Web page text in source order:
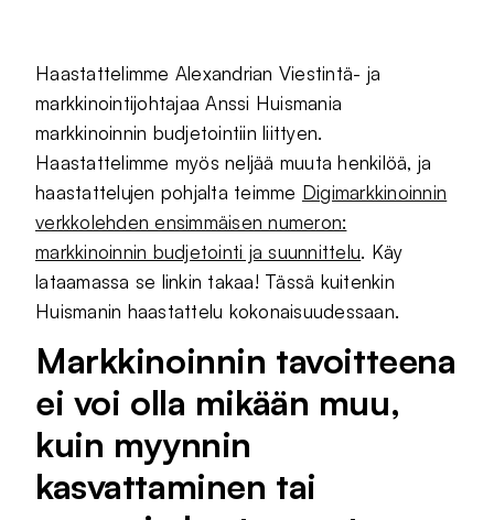
Haastattelimme Alexandrian Viestintä- ja
markkinointijohtajaa Anssi Huismania
markkinoinnin budjetointiin liittyen.
Haastattelimme myös neljää muuta henkilöä, ja
haastattelujen pohjalta teimme Digimarkkinoinnin
verkkolehden ensimmäisen numeron:
markkinoinnin budjetointi ja suunnittelu. Käy
lataamassa se linkin takaa! Tässä kuitenkin
Huismanin haastattelu kokonaisuudessaan.
Markkinoinnin tavoitteena
ei voi olla mikään muu,
kuin myynnin
kasvattaminen tai